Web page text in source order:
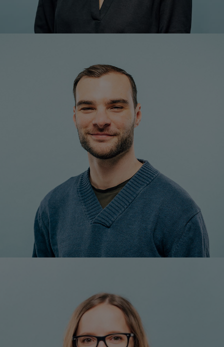
Maximilian Augustin, BA
Leitung Kommunikation
+43 1 7101077-13
Mobil: +43 664 197 25 82
m.augustin@respact.at
Madeleine Velan, MA